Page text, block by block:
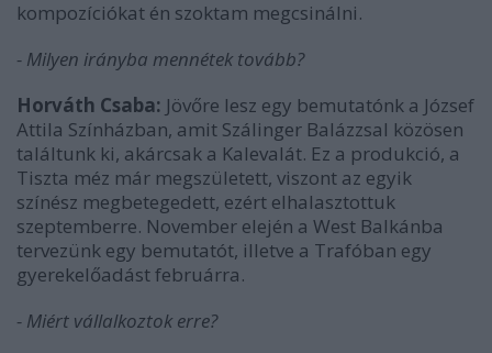
kompozíciókat én szoktam megcsinálni.
- Milyen irányba mennétek tovább?
Horváth Csaba: Jövőre lesz egy bemutatónk a József
Attila Színházban, amit Szálinger Balázzsal közösen
találtunk ki, akárcsak a Kalevalát. Ez a produkció, a
Tiszta méz már megszületett, viszont az egyik
színész megbetegedett, ezért elhalasztottuk
szeptemberre. November elején a West Balkánba
tervezünk egy bemutatót, illetve a Trafóban egy
gyerekelőadást februárra.
- Miért vállalkoztok erre?